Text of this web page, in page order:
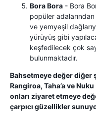
Bora Bora - Bora
popüler adalarından
ve yemyeşil
yürüyüş gibi
keşfedilecek çok
bulunmaktadır.
Bahsetmeye değer diğer
Rangiroa, Taha’a ve
onları ziyaret etmeye
çarpıcı güzellikler